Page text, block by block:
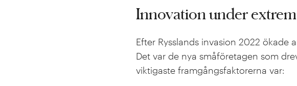
Innovation under
Efter Rysslands invasion 2022
Det var de nya småföretagen som
viktigaste framgångsfaktorerna var: